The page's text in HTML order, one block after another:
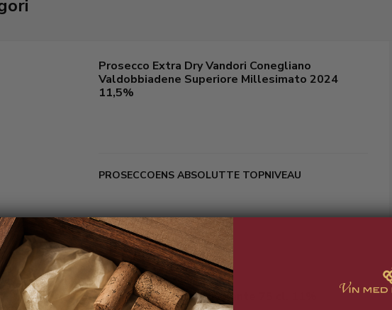
Prosecco Extra Dry Vandori Conegliano
Valdobbiadene Superiore Millesimato 2024
11,5%
PROSECCOENS ABSOLUTTE TOPNIVEAU
Gran Ventino Brut Spumante 75 cl. 11%